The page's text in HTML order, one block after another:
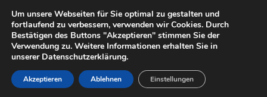
Inhalt
springen
Sanitär Installateur für Rennweg am
Um unsere Webseiten für Sie optimal zu gestalten und
fortlaufend zu verbessern, verwenden wir Cookies. Durch
Bestätigen des Buttons "Akzeptieren" stimmen Sie der
Verwendung zu. Weitere Informationen erhalten Sie in
unserer Datenschutzerklärung.
Akzeptieren Ablehnen Einstellungen